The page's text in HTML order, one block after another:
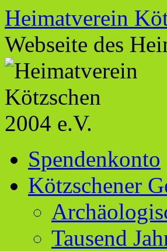
Zum
Inhalt
springen
Heimatverein
Webseite des
Spendenkonto
Kötzschener
Tausend